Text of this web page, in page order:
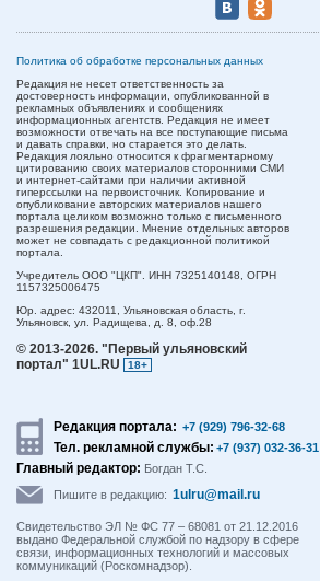
Политика об обработке персональных данных
Редакция не несет ответственность за
достоверность информации, опубликованной в
рекламных объявлениях и сообщениях
информационных агентств. Редакция не имеет
возможности отвечать на все поступающие письма
и давать справки, но старается это делать.
Редакция лояльно относится к фрагментарному
цитированию своих материалов сторонними СМИ
и интернет-сайтами при наличии активной
гиперссылки на первоисточник. Копирование и
опубликование авторских материалов нашего
портала целиком возможно только с письменного
разрешения редакции. Мнение отдельных авторов
может не совпадать с редакционной политикой
портала.
Учредитель ООО "ЦКП". ИНН 7325140148, ОГРН
1157325006475
Юр. адрес: 432011, Ульяновская область, г.
Ульяновск, ул. Радищева, д. 8, оф.28
© 2013-2026. "Первый ульяновский
портал" 1UL.RU
18+
Редакция портала: +7 (929) 796-32-68
Тел. рекламной службы: +7 (937) 032-36-31
Главный редактор: Богдан Т.С.
Пишите в редакцию: 1ulru@mail.ru
Свидетельство ЭЛ № ФС 77 – 68081 от 21.12.2016
выдано Федеральной службой по надзору в сфере
связи, информационных технологий и массовых
коммуникаций (Роскомнадзор).